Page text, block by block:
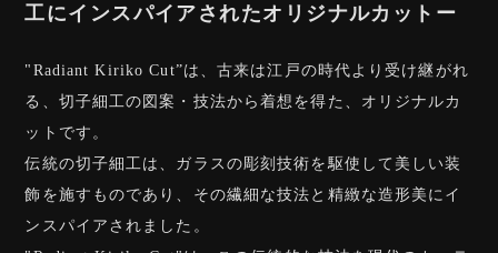
工にインスパイアされたオリジナルカットー
"Radiant Kiriko Cut”は、古来は江戸の時代より受け継がれ
る、切子細工の図案・技法から着想を得た、オリジナルカ
ットです。
伝統の切子細工は、ガラスの彫刻技術を駆使して美しい装
飾を施すものであり、その繊細な技法と精緻な造形美にイ
ンスパイアされました。